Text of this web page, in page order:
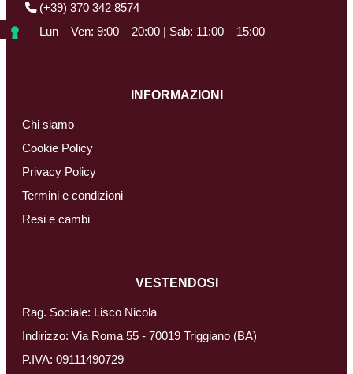
(+39) 370 342 8574
Lun – Ven: 9:00 – 20:00 | Sab: 11:00 – 15:00
INFORMAZIONI
Chi siamo
Cookie Policy
Privacy Policy
Termini e condizioni
Resi e cambi
VESTENDOSI
Rag. Sociale: Lisco Nicola
Indirizzo: Via Roma 55 - 70019 Triggiano (BA)
P.IVA: 09111490729